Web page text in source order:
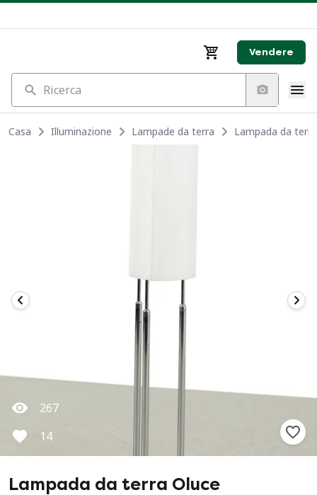
Vendere
Ricerca
Casa Illuminazione Lampade da terra Lampada da
267
14
Lampada da terra Oluce